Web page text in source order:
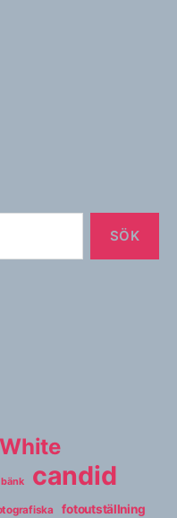
bänk candid
fotoutställning